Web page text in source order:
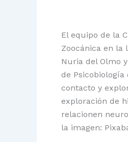
El equipo de la
Zoocánica en la
Nuria del Olmo
de
contacto y
exploración de
relacionen
la imagen: